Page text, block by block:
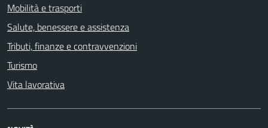
Mobilità e trasporti
Salute, benessere e assistenza
Tributi, finanze e contravvenzioni
Turismo
Vita lavorativa